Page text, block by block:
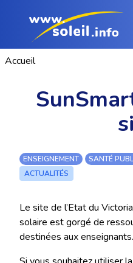
Accueil
ENSEIGNEMENT SANTÉ
ACTUALITÉS
Le site de l’Etat du
solaire est gorgé de
destinées aux enseignants.